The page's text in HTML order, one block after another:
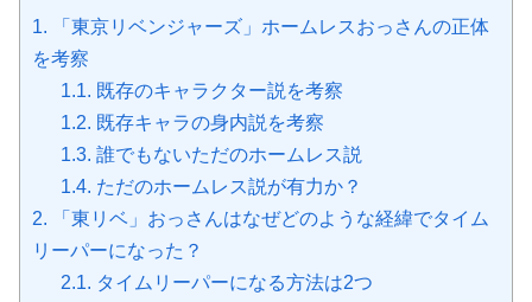
1. 「東京リベンジャーズ」ホームレスおっさんの正体
を考察
1.1. 既存のキャラクター説を考察
1.2. 既存キャラの身内説を考察
1.3. 誰でもないただのホームレス説
1.4. ただのホームレス説が有力か？
2. 「東リベ」おっさんはなぜどのような経緯でタイム
リーパーになった？
2.1. タイムリーパーになる方法は2つ